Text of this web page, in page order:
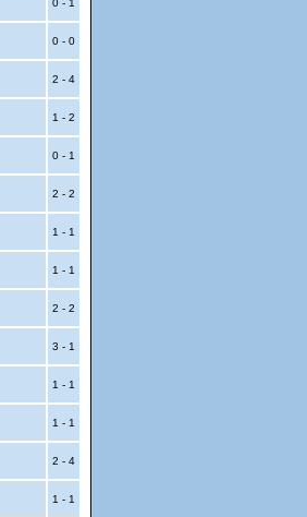
0 - 1
0 - 0
2 - 4
1 - 2
0 - 1
2 - 2
1 - 1
1 - 1
2 - 2
3 - 1
1 - 1
1 - 1
2 - 4
1 - 1